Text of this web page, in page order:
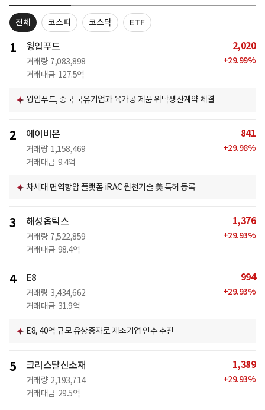
전체 코스피 코스닥 ETF
1 윙입푸드
거래량 7,083,898
거래대금 127.5억
2,020
+29.99%
윙입푸드, 중국 국유기업과 육가공 제품 위탁생산계약 체결
2 에이비온
거래량 1,158,469
거래대금 9.4억
841
+29.98%
차세대 면역항암 플랫폼 iRAC 원천기술 美 특허 등록
3 해성옵틱스
거래량 7,522,859
거래대금 98.4억
1,376
+29.93%
4 E8
거래량 3,434,662
거래대금 31.9억
994
+29.93%
E8, 40억 규모 유상증자로 제조기업 인수 추진
5 크리스탈신소재
거래량 2,193,714
거래대금 29.5억
1,389
+29.93%